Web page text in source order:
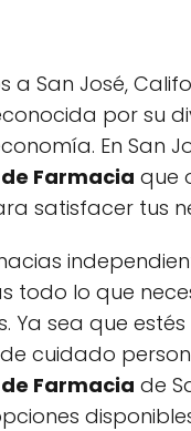
a San José,
por su
En San
Farmacia que
satisfacer tus
todo lo que
Ya sea que
cuidado
Farmacia de